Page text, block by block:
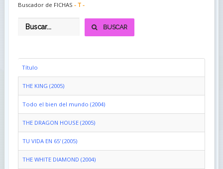
Buscador de FICHAS - T -
BUSCAR
Título
THE KING (2005)
Todo el bien del mundo (2004)
THE DRAGON HOUSE (2005)
TU VIDA EN 65' (2005)
THE WHITE DIAMOND (2004)